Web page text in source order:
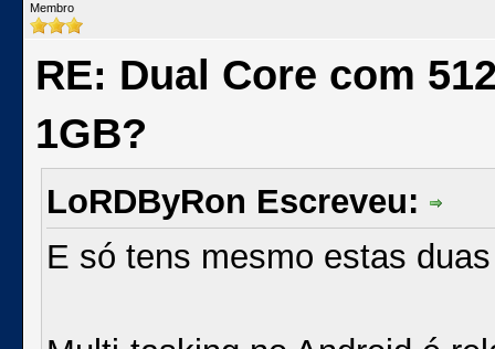
Membro
RE: Dual Core com
1GB?
LoRDByRon Escreveu:
E só tens mesmo estas